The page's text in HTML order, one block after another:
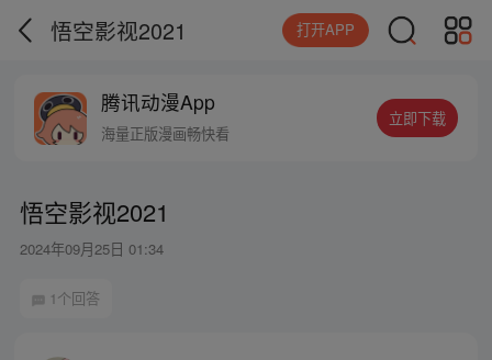
悟空影视2021 打开APP
腾讯动漫App
海量正版漫画畅快看
立即下载
悟空影视2021
2024年09月25日 01:34
1个回答